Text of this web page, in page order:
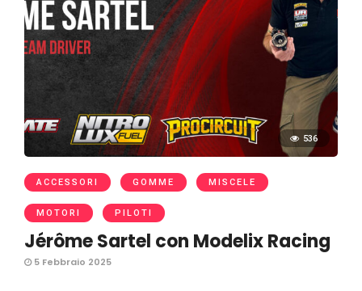
536
ACCESSORI GOMME MISCELE
MOTORI PILOTI
Jérôme Sartel con Modelix Racing
5 Febbraio 2025